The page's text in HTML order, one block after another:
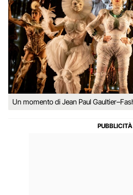
Un momento di Jean Paul